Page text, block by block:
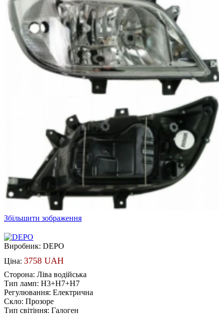
Збільшити зображення
Виробник: DEPO
Ціна: 3758 UAH
Сторона: Ліва водійська
Тип ламп: H3+H7+H7
Регулювання: Електрична
Скло: Прозоре
Тип світіння: Галоген